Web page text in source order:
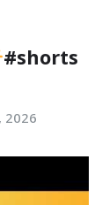
#shorts
2026